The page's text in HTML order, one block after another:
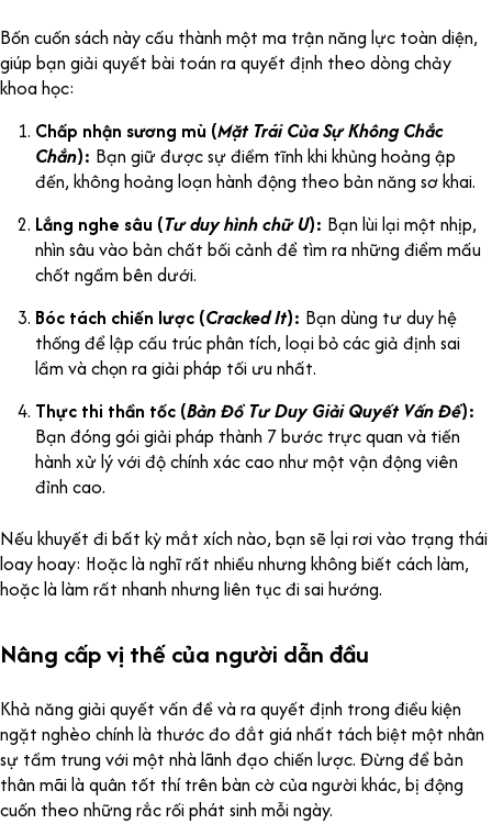
Bốn cuốn sách này cấu thành một ma trận năng lực toàn diện,
giúp bạn giải quyết bài toán ra quyết định theo dòng chảy
khoa học:
Chấp nhận sương mù (Mặt Trái Của Sự Không Chắc
Chắn): Bạn giữ được sự điềm tĩnh khi khủng hoảng ập
đến, không hoảng loạn hành động theo bản năng sơ khai.
Lắng nghe sâu (Tư duy hình chữ U): Bạn lùi lại một nhịp,
nhìn sâu vào bản chất bối cảnh để tìm ra những điểm mấu
chốt ngầm bên dưới.
Bóc tách chiến lược (Cracked It): Bạn dùng tư duy hệ
thống để lập cấu trúc phân tích, loại bỏ các giả định sai
lầm và chọn ra giải pháp tối ưu nhất.
Thực thi thần tốc (Bản Đồ Tư Duy Giải Quyết Vấn Đề):
Bạn đóng gói giải pháp thành 7 bước trực quan và tiến
hành xử lý với độ chính xác cao như một vận động viên
đỉnh cao.
Nếu khuyết đi bất kỳ mắt xích nào, bạn sẽ lại rơi vào trạng thái
loay hoay: Hoặc là nghĩ rất nhiều nhưng không biết cách làm,
hoặc là làm rất nhanh nhưng liên tục đi sai hướng.
Nâng cấp vị thế của người dẫn đầu
Khả năng giải quyết vấn đề và ra quyết định trong điều kiện
ngặt nghèo chính là thước đo đắt giá nhất tách biệt một nhân
sự tầm trung với một nhà lãnh đạo chiến lược. Đừng để bản
thân mãi là quân tốt thí trên bàn cờ của người khác, bị động
cuốn theo những rắc rối phát sinh mỗi ngày.